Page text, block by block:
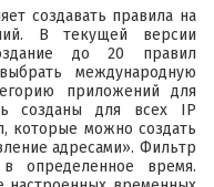
создавать правила на
В текущей версии
до 20 правил
международную
приложений для
созданы для всех IP
которые можно создать
адресами». Фильтр
определенное время.